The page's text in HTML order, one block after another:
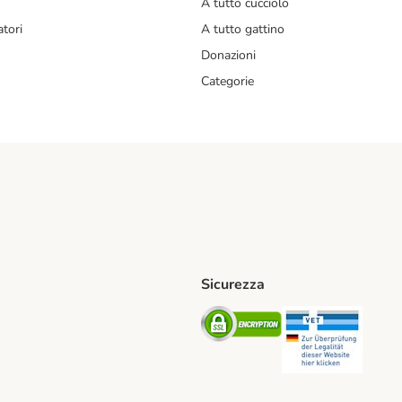
A tutto gattino
Donazioni
Categorie
Method
Shipping Method
Sicurezza
Security